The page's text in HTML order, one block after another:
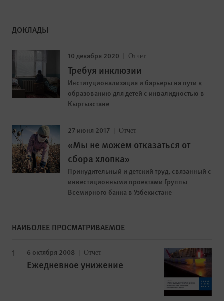
ДОКЛАДЫ
10 декабря 2020 Отчет
Требуя инклюзии
Институционализация и барьеры на пути к
образованию для детей с инвалидностью в
Кыргызстане
27 июня 2017 Отчет
«Мы не можем отказаться от
сбора хлопка»
Принудительный и детский труд, связанный с
инвестиционными проектами Группы
Всемирного банка в Узбекистане
НАИБОЛЕЕ ПРОСМАТРИВАЕМОЕ
6 октября 2008 Отчет
Ежедневное унижение